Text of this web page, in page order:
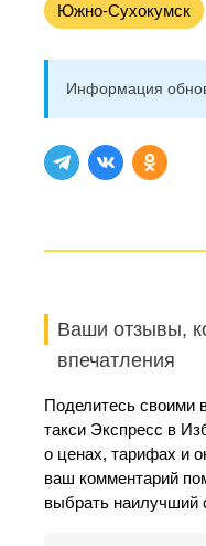
Южно-Сухокумск
Информация
Ваши отзывы,
впечатления
Поделитесь своими
такси Экспресс в
о ценах, тарифах и
ваш комментарий
выбрать наилучший